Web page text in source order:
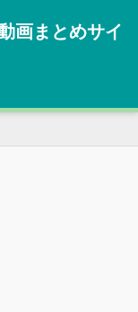
画まとめサイ